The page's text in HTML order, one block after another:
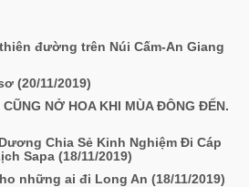
đường trên Núi Cấm-An Giang
(20/11/2019)
NỞ HOA KHI MÙA ĐÔNG ĐẾN.
Chia Sẻ Kinh Nghiệm Đi Cáp
Sapa (18/11/2019)
những ai đi Long An (18/11/2019)